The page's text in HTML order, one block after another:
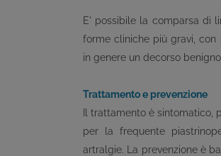
E' possibile la comparsa di
forme cliniche più gravi,
in genere un decorso
Trattamento e prevenzione
Il trattamento è sintomatico,
per la frequente
artralgie. La prevenzione è